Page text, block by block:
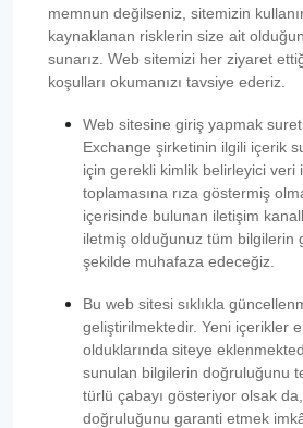
memnun değilseniz, sitemizin
kaynaklanan risklerin size ait
sunarız. Web sitemizi her ziyaret
koşulları okumanızı tavsiye ederiz.
Web sitesine giriş yapmak
Exchange şirketinin ilgili içerik
için gerekli kimlik belirleyici veri
toplamasına rıza göstermiş
içerisinde bulunan iletişim
iletmiş olduğunuz tüm bilgilerin
şekilde muhafaza edeceğiz.
Bu web sitesi sıklıkla
geliştirilmektedir. Yeni içerikler
olduklarında siteye
sunulan bilgilerin doğruluğunu
türlü çabayı gösteriyor olsak
doğruluğunu garanti etmek